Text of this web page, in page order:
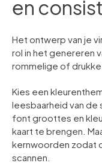
en
Het ontwerp van je
rol in het genereren
rommelige of drukke
Kies een
leesbaarheid van
font groottes en
kaart te brengen.
kernwoorden zodat
scannen.